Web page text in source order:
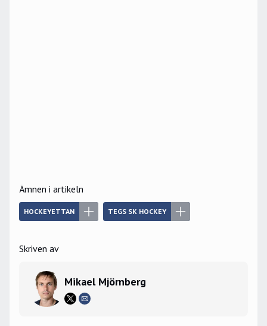
Ämnen i artikeln
HOCKEYETTAN TEGS SK HOCKEY
Skriven av
Mikael Mjörnberg